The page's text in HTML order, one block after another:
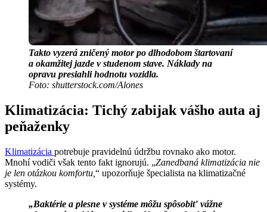
Takto vyzerá zničený motor po dlhodobom štartovaní
a okamžitej jazde v studenom stave. Náklady na
opravu presiahli hodnotu vozidla.
Foto: shutterstock.com/Alones
Klimatizácia: Tichý zabijak vášho auta aj
peňaženky
Klimatizácia potrebuje pravidelnú údržbu rovnako ako motor.
Mnohí vodiči však tento fakt ignorujú. „Zanedbaná klimatizácia nie
je len otázkou komfortu, “ upozorňuje špecialista na klimatizačné
systémy.
„Baktérie a plesne v systéme môžu spôsobiť vážne